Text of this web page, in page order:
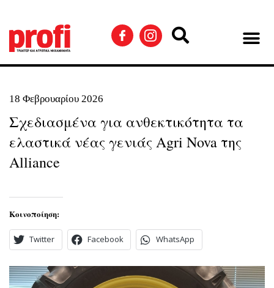
18 Φεβρουαρίου 2026
Σχεδιασμένα για ανθεκτικότητα τα
ελαστικά νέας γενιάς Agri Nova της
Alliance
Κοινοποίηση:
Twitter Facebook WhatsApp